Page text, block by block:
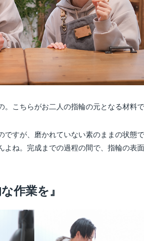
。こちらがお二人の指輪の元となる材料
ですが、磨かれていない素のままの状態
よね。完成までの過程の間で、指輪の表
作業を』